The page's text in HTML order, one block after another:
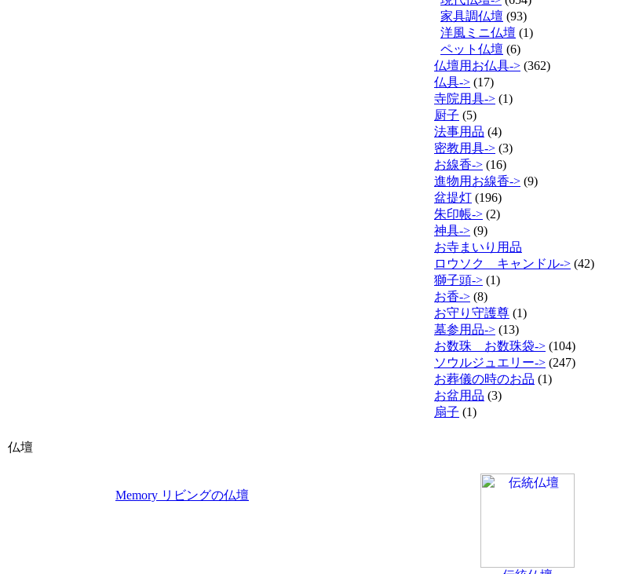
家具調仏壇 (93)
洋風ミニ仏壇 (1)
ペット仏壇 (6)
仏壇用お仏具-> (362)
仏具-> (17)
寺院用具-> (1)
厨子 (5)
法事用品 (4)
密教用具-> (3)
お線香-> (16)
進物用お線香-> (9)
盆提灯 (196)
朱印帳-> (2)
神具-> (9)
お寺まいり用品
ロウソク キャンドル-> (42)
獅子頭-> (1)
お香-> (8)
お守り守護尊 (1)
墓参用品-> (13)
お数珠 お数珠袋-> (104)
ソウルジュエリー-> (247)
お葬儀の時のお品 (1)
お盆用品 (3)
扇子 (1)
仏壇
Memory リビングの仏壇